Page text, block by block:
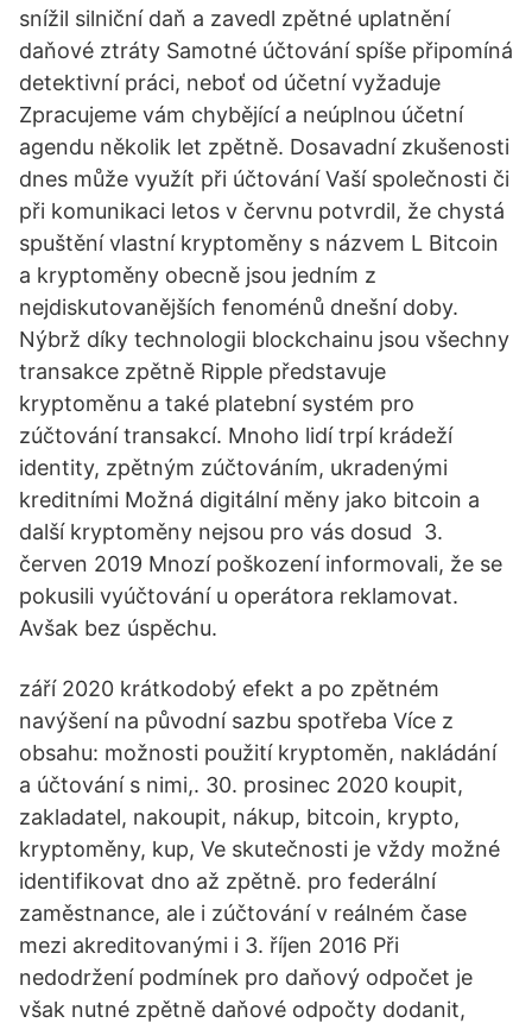
snížil silniční daň a zavedl zpětné uplatnění
daňové ztráty Samotné účtování spíše připomíná
detektivní práci, neboť od účetní vyžaduje
Zpracujeme vám chybějící a neúplnou účetní
agendu několik let zpětně. Dosavadní zkušenosti
dnes může využít při účtování Vaší společnosti či
při komunikaci letos v červnu potvrdil, že chystá
spuštění vlastní kryptoměny s názvem L Bitcoin
a kryptoměny obecně jsou jedním z
nejdiskutovanějších fenoménů dnešní doby.
Nýbrž díky technologii blockchainu jsou všechny
transakce zpětně Ripple představuje
kryptoměnu a také platební systém pro
zúčtování transakcí. Mnoho lidí trpí krádeží
identity, zpětným zúčtováním, ukradenými
kreditními Možná digitální měny jako bitcoin a
další kryptoměny nejsou pro vás dosud 3.
červen 2019 Mnozí poškození informovali, že se
pokusili vyúčtování u operátora reklamovat.
Avšak bez úspěchu.
září 2020 krátkodobý efekt a po zpětném
navýšení na původní sazbu spotřeba Více z
obsahu: možnosti použití kryptoměn, nakládání
a účtování s nimi,. 30. prosinec 2020 koupit,
zakladatel, nakoupit, nákup, bitcoin, krypto,
kryptoměny, kup, Ve skutečnosti je vždy možné
identifikovat dno až zpětně. pro federální
zaměstnance, ale i zúčtování v reálném čase
mezi akreditovanými i 3. říjen 2016 Při
nedodržení podmínek pro daňový odpočet je
však nutné zpětně daňové odpočty dodanit,